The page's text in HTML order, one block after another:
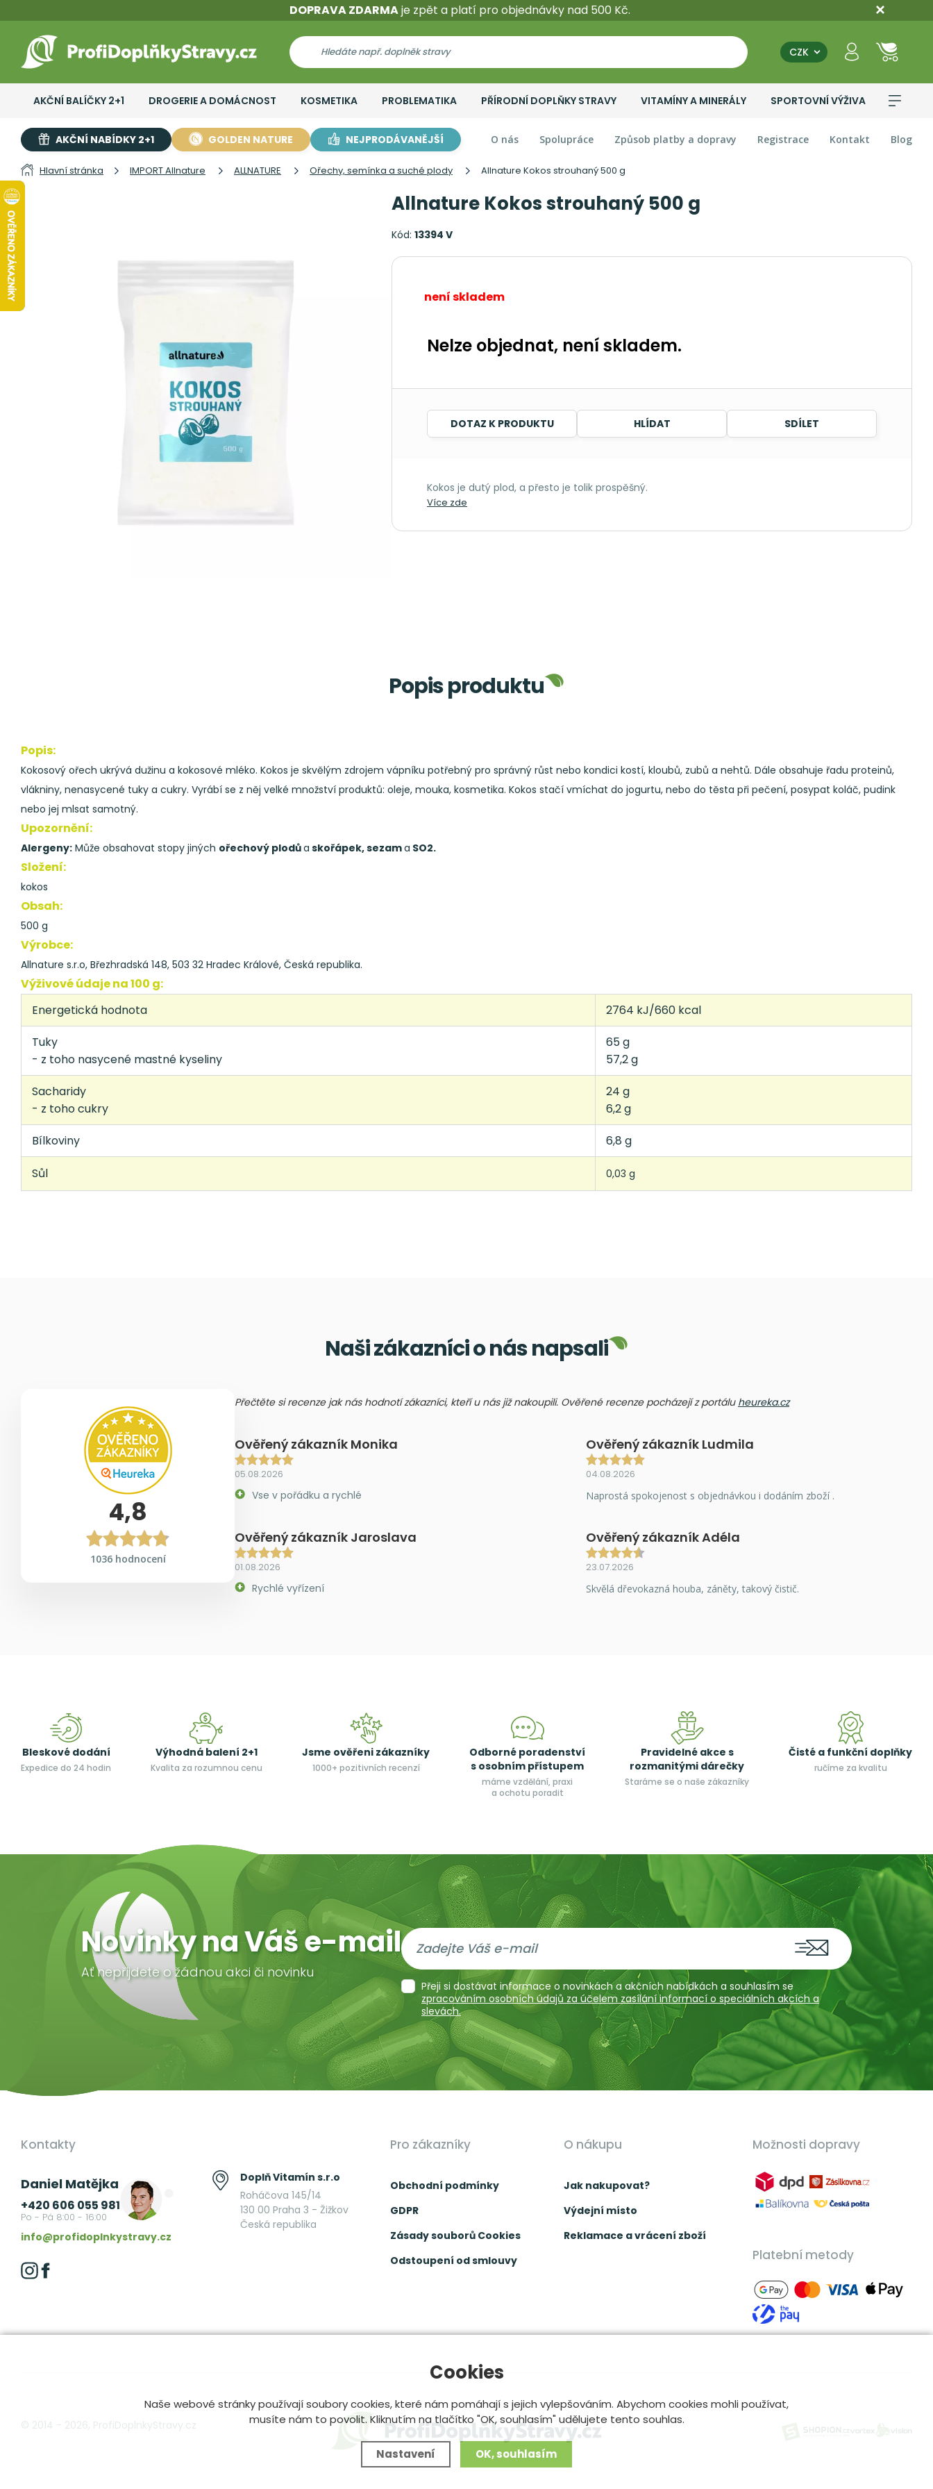
DOPRAVA ZDARMAje zpět a platí pro objednávky nad 500 Kč.
CZK
AKČNÍ BALÍČKY 2+1 DROGERIE A DOMÁCNOST KOSMETIKA PROBLEMATIKA PŘÍRODNÍ DOPLŇKY STRAVY VITAMÍNY A MINERÁLY SPORTOVNÍ VÝŽIVA
AKČNÍ NABÍDKY 2+1 GOLDEN NATURE NEJPRODÁVANĚJŠÍ O nás Spolupráce Způsob platby a dopravy Registrace Kontakt Blog
Hlavní stránka IMPORT Allnature ALLNATURE Ořechy, semínka a suché plody Allnature Kokos strouhaný 500 g
Allnature Kokos strouhaný 500 g
Kód: 13394 V
není skladem
Nelze objednat, není skladem.
DOTAZ K PRODUKTU HLÍDAT SDÍLET
Kokos je dutý plod, a přesto je tolik prospěšný.
Více zde
Popis produktu
Popis:
Kokosový ořech ukrývá dužinu a kokosové mléko. Kokos je skvělým zdrojem vápníku potřebný pro správný růst nebo kondici kostí, kloubů, zubů a nehtů. Dále obsahuje řadu proteinů,
vlákniny, nenasycené tuky a cukry. Vyrábí se z něj velké množství produktů: oleje, mouka, kosmetika. Kokos stačí vmíchat do jogurtu, nebo do těsta při pečení, posypat koláč, pudink
nebo jej mlsat samotný.
Upozornění:
Alergeny: Může obsahovat stopy jiných ořechový plodůa skořápek, sezama SO2.
Složení:
kokos
Obsah:
500 g
Výrobce:
Allnature s.r.o, Březhradská 148, 503 32 Hradec Králové, Česká republika.
Výživové údaje na 100 g:
Energetická hodnota
2764 kJ/660 kcal
Tuky
- z toho nasycené mastné kyseliny
65 g
57,2 g
Sacharidy
- z toho cukry
24 g
6,2 g
Bílkoviny
6,8 g
Sůl 0,03 g
Naši zákazníci o nás napsali
4,8
1036 hodnocení
Přečtěte si recenze jak nás hodnotí zákazníci, kteří u nás již nakoupili. Ověřené recenze pocházejí z portálu heureka.cz
Ověřený zákazník Monika
05.08.2026
Vse v pořádku a rychlé
Ověřený zákazník Ludmila
04.08.2026
Naprostá spokojenost s objednávkou i dodáním zboží .
Ověřený zákazník Jaroslava
01.08.2026
Rychlé vyřízení
Ověřený zákazník Adéla
23.07.2026
Skvělá dřevokazná houba, záněty, takový čistič.
Bleskové dodání
Expedice do 24 hodin
Výhodná balení 2+1
Kvalita za rozumnou cenu
Jsme ověřeni zákazníky
1000+ pozitivních recenzí
Odborné poradenství
s osobním přístupem
máme vzdělání, praxi
a ochotu poradit
Pravidelné akce s
rozmanitými dárečky
Staráme se o naše zákazníky
Čisté a funkční doplňky
ručíme za kvalitu
Novinky na Váš e-mail
Ať nepřijdete o žádnou akci či novinku
Přeji si dostávat informace o novinkách a akčních nabídkách a souhlasím se
zpracováním osobních údajů za účelem zasílání informací o speciálních akcích a
slevách.
Kontakty
Daniel Matějka
+420 606 055 981
Po - Pá 8:00 - 16:00
info@profidoplnkystravy.cz
Doplň Vitamín s.r.o
Roháčova 145/14
130 00 Praha 3 - Žižkov
Česká republika
Pro zákazníky
Obchodní podmínky
GDPR
Zásady souborů Cookies
Odstoupení od smlouvy
O nákupu
Jak nakupovat?
Výdejní místo
Reklamace a vrácení zboží
Možnosti dopravy
Platební metody
© 2014 - 2026, ProfiDoplnkyStravy.cz
Cookies
Naše webové stránky používají soubory cookies, které nám pomáhají s jejich vylepšováním. Abychom cookies mohli používat,
musíte nám to povolit. Kliknutím na tlačítko "OK, souhlasím" udělujete tento souhlas.
Nastavení OK, souhlasím